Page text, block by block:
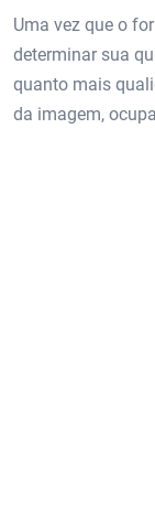
Uma vez que o
determinar sua
quanto mais
da imagem,